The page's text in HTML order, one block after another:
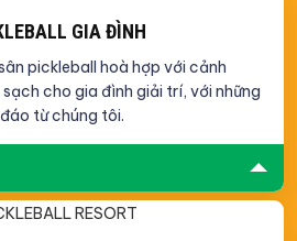
GIA ĐÌNH
pickleball hoà hợp với cảnh
cho gia đình giải trí, với những